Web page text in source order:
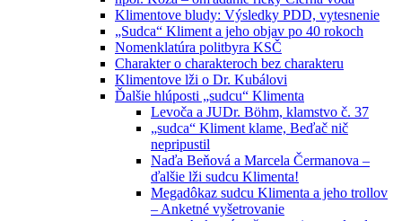
Klimentove bludy: Výsledky PDD, vytesnenie
„Sudca“ Kliment a jeho objav po 40 rokoch
Nomenklatúra politbyra KSČ
Charakter o charakteroch bez charakteru
Klimentove lži o Dr. Kubálovi
Ďalšie hlúposti „sudcu“ Klimenta
Levoča a JUDr. Böhm, klamstvo č. 37
„sudca“ Kliment klame, Beďač nič
nepripustil
Naďa Beňová a Marcela Čermanova –
ďalšie lži sudcu Klimenta!
Megadôkaz sudcu Klimenta a jeho trollov
– Anketné vyšetrovanie